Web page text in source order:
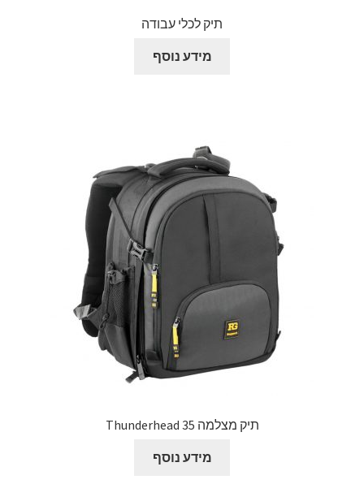
תיק לכלי עבודה
מידע נוסף
תיק מצלמה Thunderhead 35
מידע נוסף